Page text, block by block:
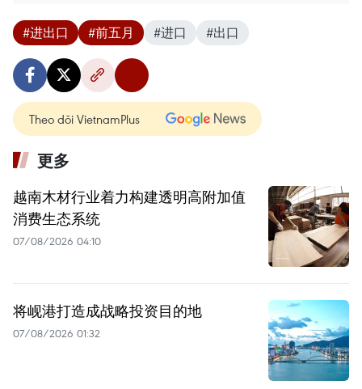
#进出口 #前五月 #进口 #出口
Theo dõi VietnamPlus
更多
越南木材行业着力构建透明高附加值
消费生态系统
07/08/2026 04:10
将岘港打造成战略投资目的地
07/08/2026 01:32